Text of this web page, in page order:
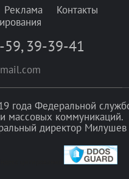
Реклама
Контакты
59, 39-39-41
Федеральной
массовых коммуникаций.
директор